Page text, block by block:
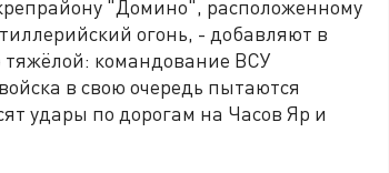
"Домино", расположенному
огонь, - добавляют в
тяжёлой: командование ВСУ
в свою очередь пытаются
удары по дорогам на Часов Яр и